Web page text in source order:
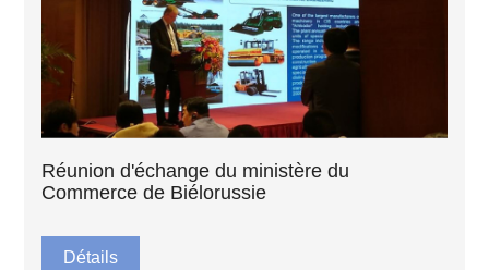
Réunion d'échange du ministère du
Commerce de Biélorussie
Détails